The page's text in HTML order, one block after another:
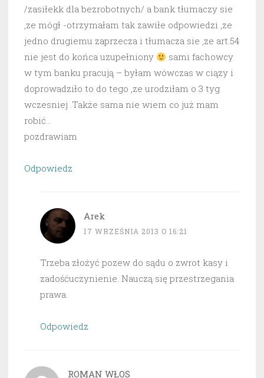
/zasiłekk dla bezrobotnych/ a bank tłumaczy sie
,ze mógł -otrzymałam tak zawiłe odpowiedzi ,ze
jedno drugiemu zaprzecza i tłumacza sie ,ze art.54
nie jest do końca uzupełniony
sami fachowcy
w tym banku pracują – byłam wówczas w ciązy i
doprowadziło to do tego ,ze urodziłam o 3 tyg
wczesniej .Także sama nie wiem co już mam
robić…
pozdrawiam
Odpowiedz
Arek
17 WRZEŚNIA 2013 O 16:21
Trzeba złożyć pozew do sądu o zwrot kasy i
zadośćuczynienie. Nauczą się przestrzegania
prawa.
Odpowiedz
ROMAN WŁOS